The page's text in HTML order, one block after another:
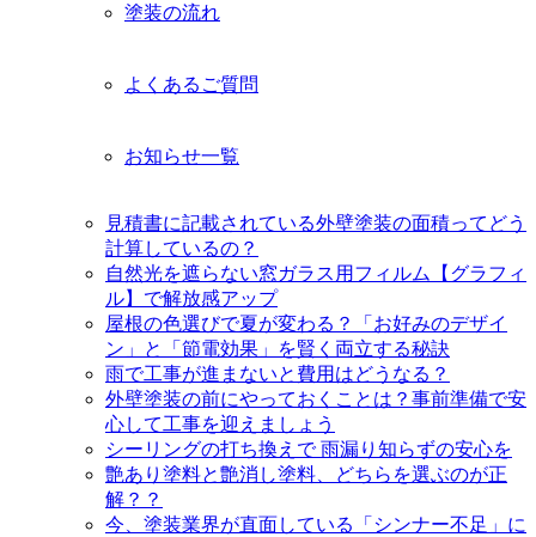
塗装の流れ
よくあるご質問
お知らせ一覧
見積書に記載されている外壁塗装の面積ってどう
計算しているの？
自然光を遮らない窓ガラス用フィルム【グラフィ
ル】で解放感アップ
屋根の色選びで夏が変わる？「お好みのデザイ
ン」と「節電効果」を賢く両立する秘訣
雨で工事が進まないと費用はどうなる？
外壁塗装の前にやっておくことは？事前準備で安
心して工事を迎えましょう
シーリングの打ち換えで 雨漏り知らずの安心を
艶あり塗料と艶消し塗料、どちらを選ぶのが正
解？？
今、塗装業界が直面している「シンナー不足」に